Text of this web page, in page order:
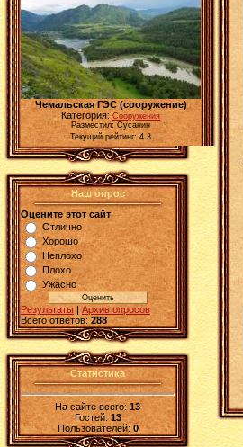
Чемальская ГЭС (сооружение)
Категория: Сооружения
Разместил: Сусанин
Текущий рейтинг: 4.3
Наш опрос
Оцените этот сайт
Отлично
Хорошо
Неплохо
Плохо
Ужасно
Результаты | Архив опросов
Всего ответов: 288
Статистика
На сайте всего:13
Гостей: 13
Пользователей: 0